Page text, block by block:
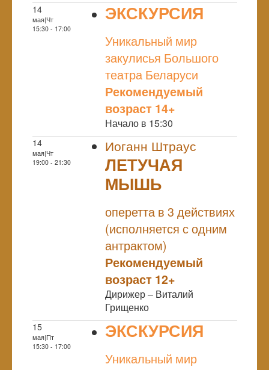
14
мая|Чт
15:30 - 17:00
ЭКСКУРСИЯ
Уникальный мир
закулисья Большого
театра Беларуси
Рекомендуемый
возраст 14+
Начало в 15:30
14
мая|Чт
19:00 - 21:30
Иоганн Штраус
ЛЕТУЧАЯ
МЫШЬ
оперетта в 3 действиях
(исполняется с одним
антрактом)
Рекомендуемый
возраст 12+
Дирижер – Виталий
Грищенко
15
мая|Пт
15:30 - 17:00
ЭКСКУРСИЯ
Уникальный мир